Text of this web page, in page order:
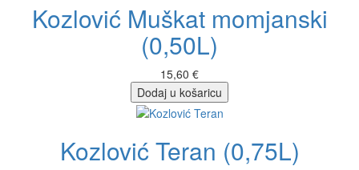
Kozlović Muškat momjanski
(0,50L)
15,60 €
Dodaj u košaricu
Kozlović Teran (0,75L)